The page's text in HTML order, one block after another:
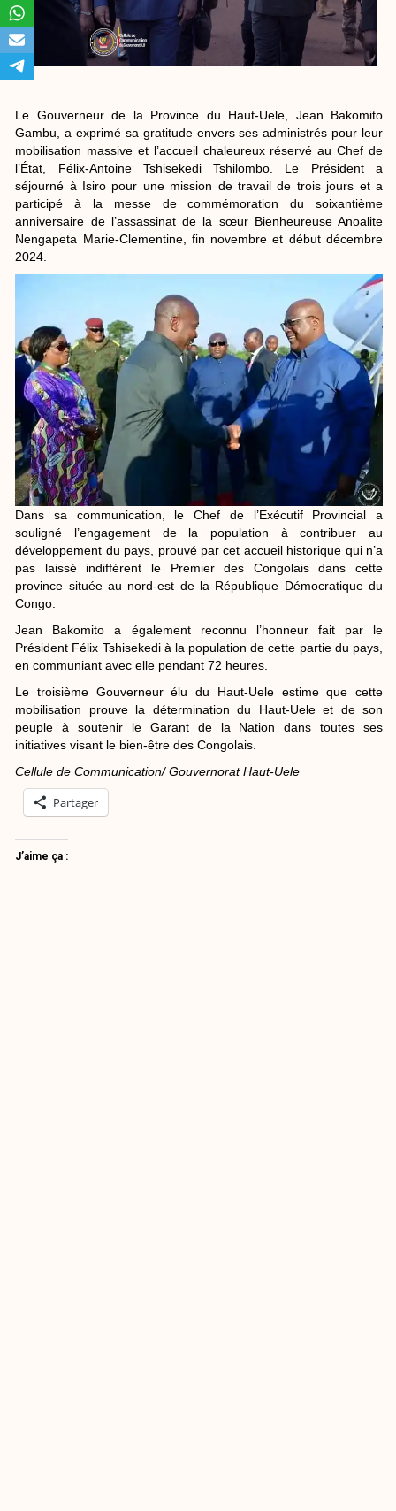
Le Gouverneur de la Province du Haut-Uele, Jean Bakomito
Gambu, a exprimé sa gratitude envers ses administrés pour leur
mobilisation massive et l’accueil chaleureux réservé au Chef de
l’État, Félix-Antoine Tshisekedi Tshilombo. Le Président a
séjourné à Isiro pour une mission de travail de trois jours et a
participé à la messe de commémoration du soixantième
anniversaire de l’assassinat de la sœur Bienheureuse Anoalite
Nengapeta Marie-Clementine, fin novembre et début décembre
2024.
Dans sa communication, le Chef de l’Exécutif Provincial a
souligné l’engagement de la population à contribuer au
développement du pays, prouvé par cet accueil historique qui n’a
pas laissé indifférent le Premier des Congolais dans cette
province située au nord-est de la République Démocratique du
Congo.
Jean Bakomito a également reconnu l’honneur fait par le
Président Félix Tshisekedi à la population de cette partie du pays,
en communiant avec elle pendant 72 heures.
Le troisième Gouverneur élu du Haut-Uele estime que cette
mobilisation prouve la détermination du Haut-Uele et de son
peuple à soutenir le Garant de la Nation dans toutes ses
initiatives visant le bien-être des Congolais.
Cellule de Communication/ Gouvernorat Haut-Uele
Partager
J’aime ça :